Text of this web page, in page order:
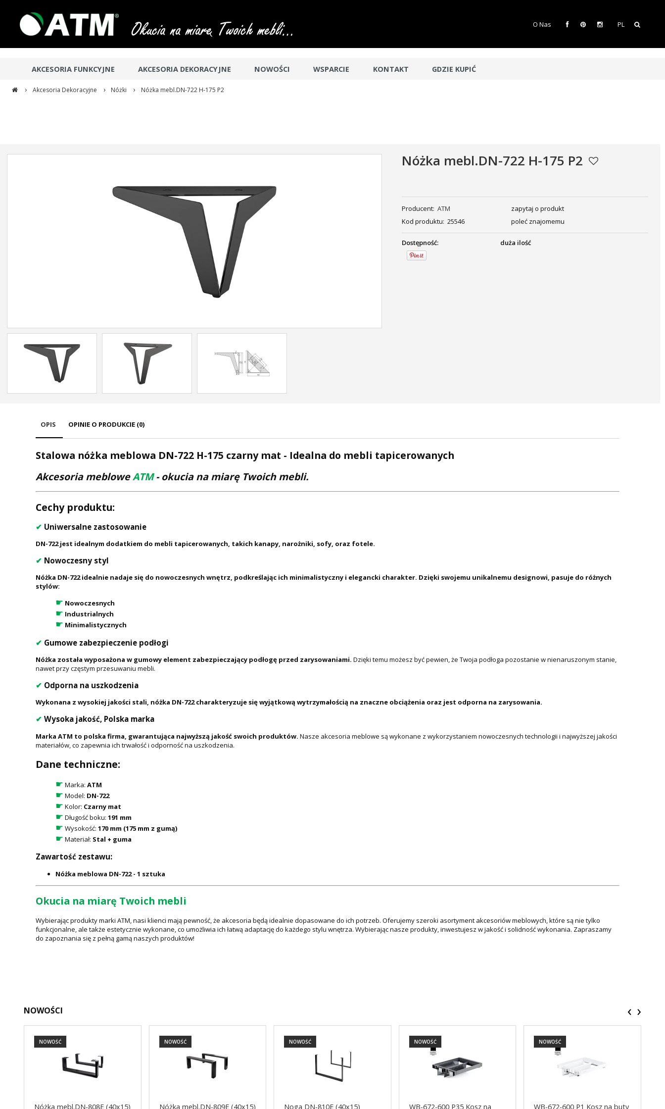
O Nas PL
AKCESORIA FUNKCYJNE AKCESORIA DEKORACYJNE NOWOŚCI WSPARCIE KONTAKT GDZIE KUPIĆ
› Akcesoria Dekoracyjne › Nóżki › Nóżka mebl.DN-722 H-175 P2
Nóżka mebl.DN-722 H-175 P2
Producent: ATM
Kod produktu: 25546
zapytaj o produkt
poleć znajomemu
Dostępność: duża ilość
OPIS OPINIE O PRODUKCIE (0)
Stalowa nóżka meblowa DN-722 H-175 czarny mat - Idealna do mebli tapicerowanych
Akcesoria mebloweATM- okucia na miarę Twoich mebli.
Cechy produktu:
✔ Uniwersalne zastosowanie
DN-722 jest idealnym dodatkiem do mebli tapicerowanych, takich kanapy, narożniki, sofy, oraz fotele.
✔ Nowoczesny styl
Nóżka DN-722 idealnie nadaje się do nowoczesnych wnętrz, podkreślając ich minimalistyczny i elegancki charakter. Dzięki swojemu unikalnemu designowi, pasuje do różnych
stylów:
☛ Nowoczesnych
☛ Industrialnych
☛ Minimalistycznych
✔ Gumowe zabezpieczenie podłogi
Nóżka została wyposażona w gumowy element zabezpieczający podłogę przed zarysowaniami. Dzięki temu możesz być pewien, że Twoja podłoga pozostanie w nienaruszonym stanie,
nawet przy częstym przesuwaniu mebli.
✔ Odporna na uszkodzenia
Wykonana z wysokiej jakości stali, nóżka DN-722 charakteryzuje się wyjątkową wytrzymałością na znaczne obciążenia oraz jest odporna na zarysowania.
✔ Wysoka jakość, Polska marka
Marka ATM to polska firma, gwarantująca najwyższą jakość swoich produktów. Nasze akcesoria meblowe są wykonane z wykorzystaniem nowoczesnych technologii i najwyższej jakości
materiałów, co zapewnia ich trwałość i odporność na uszkodzenia.
Dane techniczne:
☛ Marka: ATM
☛ Model: DN-722
☛ Kolor: Czarny mat
☛ Długość boku: 191 mm
☛ Wysokość: 170 mm (175 mm z gumą)
☛ Materiał: Stal + guma
Zawartość zestawu:
Nóżka meblowa DN-722 - 1 sztuka
Okucia na miarę Twoich mebli
Wybierając produkty marki ATM, nasi klienci mają pewność, że akcesoria będą idealnie dopasowane do ich potrzeb. Oferujemy szeroki asortyment akcesoriów meblowych, które są nie tylko
funkcjonalne, ale także estetycznie wykonane, co umożliwia ich łatwą adaptację do każdego stylu wnętrza. Wybierając nasze produkty, inwestujesz w jakość i solidność wykonania. Zapraszamy
do zapoznania się z pełną gamą naszych produktów!
NOWOŚCI
Nóżka mebl.DN-808E (40x15)
NOWOŚĆ
Nóżka mebl.DN-809E (40x15)
NOWOŚĆ
Noga DN-810E (40x15)
NOWOŚĆ
WB-672-600 P35 Kosz na
NOWOŚĆ
WB-672-600 P1 Kosz na buty
NOWOŚĆ
‹ ›